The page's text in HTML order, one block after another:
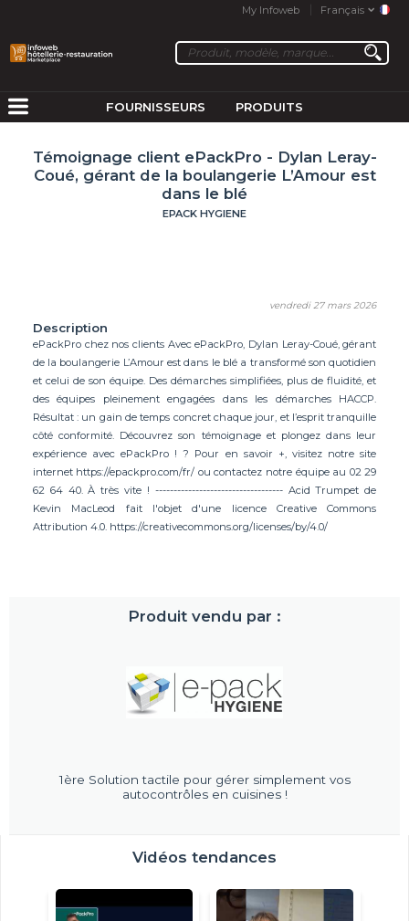
My Infoweb Français
FOURNISSEURS PRODUITS
Témoignage client ePackPro - Dylan Leray-
Coué, gérant de la boulangerie L’Amour est
dans le blé
EPACK HYGIENE
vendredi 27 mars 2026
Description
ePackPro chez nos clients Avec ePackPro, Dylan Leray-Coué, gérant
de la boulangerie L’Amour est dans le blé a transformé son quotidien
et celui de son équipe. Des démarches simplifiées, plus de fluidité, et
des équipes pleinement engagées dans les démarches HACCP.
Résultat : un gain de temps concret chaque jour, et l’esprit tranquille
côté conformité. Découvrez son témoignage et plongez dans leur
expérience avec ePackPro ! ? Pour en savoir +, visitez notre site
internet https://epackpro.com/fr/ ou contactez notre équipe au 02 29
62 64 40. À très vite ! ----------------------------------- Acid Trumpet de
Kevin MacLeod fait l'objet d'une licence Creative Commons
Attribution 4.0. https://creativecommons.org/licenses/by/4.0/
Produit vendu par :
1ère Solution tactile pour gérer simplement vos
autocontrôles en cuisines !
Vidéos tendances